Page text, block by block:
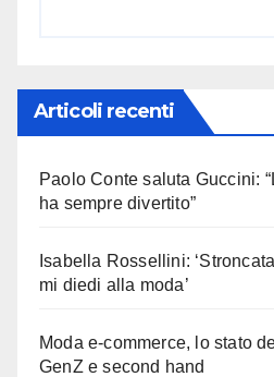
Articoli recenti
Paolo Conte saluta Guccini:
ha sempre divertito”
Isabella Rossellini:
mi diedi alla moda’
Moda e-commerce, lo stato
GenZ e second hand